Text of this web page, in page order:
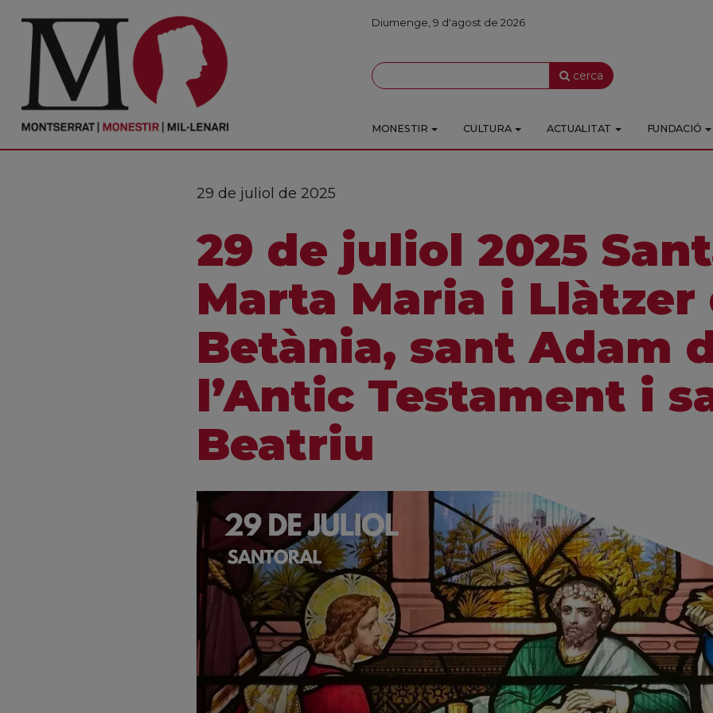
PORTADA
Monestir
Diumenge, 9 d'agost de 2026
cerca
MONESTIR CULTURA ACTUALITAT FUNDACIÓ
29 de juliol de 2025
29 de juliol 2025
Marta Maria i Llàtzer
Betània, sant Adam
l’Antic Testament i
Beatriu